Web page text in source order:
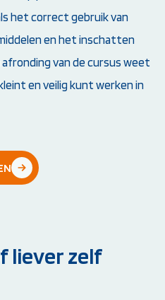
het correct gebruik van
en het inschatten
van de cursus weet
en veilig kunt werken in
liever zelf